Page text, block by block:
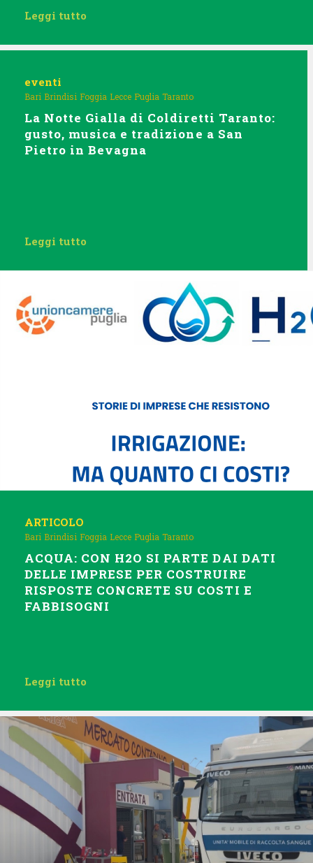
Leggi tutto
eventi
Bari Brindisi Foggia Lecce Puglia Taranto
La Notte Gialla di Coldiretti Taranto:
gusto, musica e tradizione a San
Pietro in Bevagna
Leggi tutto
ARTICOLO
Bari Brindisi Foggia Lecce Puglia Taranto
ACQUA: CON H2O SI PARTE DAI DATI
DELLE IMPRESE PER COSTRUIRE
RISPOSTE CONCRETE SU COSTI E
FABBISOGNI
Leggi tutto